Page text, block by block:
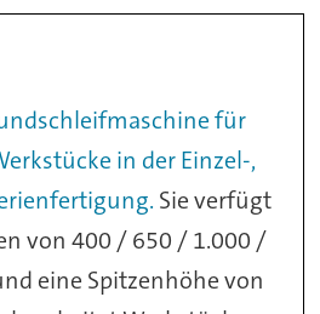
für
in der Einzel-,
Sie verfügt
von 400 / 650 / 1.000 /
eine Spitzenhöhe von